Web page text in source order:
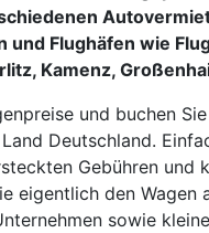
und Flughäfen wie
Kamenz,
und buchen
Deutschland.
Gebühren und
eigentlich den Wagen
sowie